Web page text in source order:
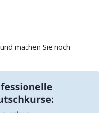
und machen Sie noch